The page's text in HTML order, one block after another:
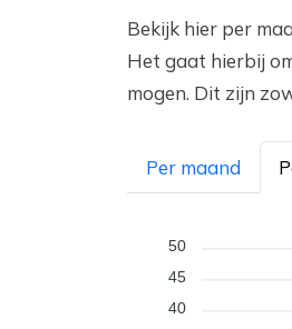
Bekijk hier per
Het gaat hierbij
mogen. Dit zijn
Per maand
50
45
40